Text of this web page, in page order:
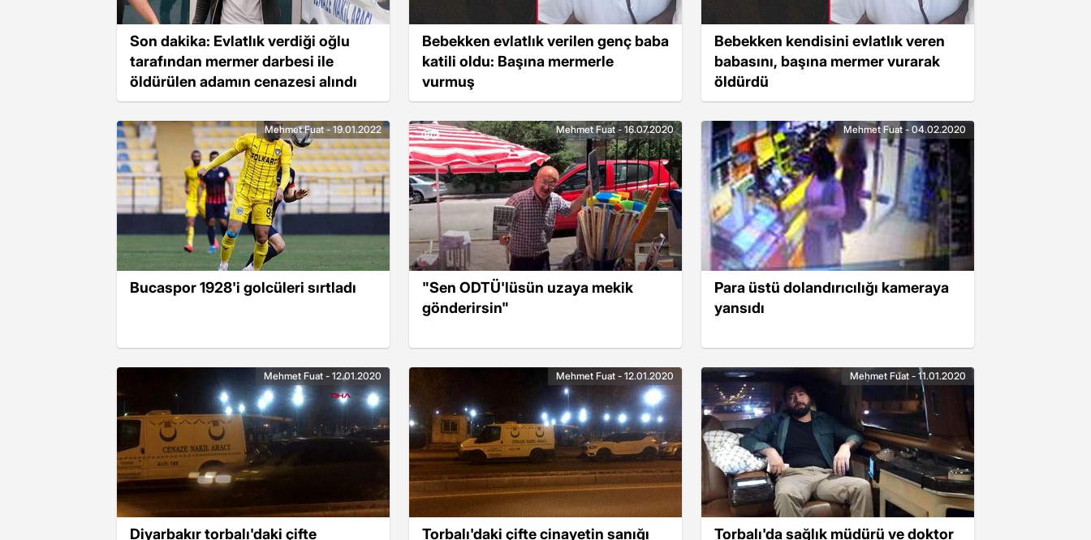
Son dakika: Evlatlık verdiği oğlu
tarafından mermer darbesi ile
öldürülen adamın cenazesi alındı
Bebekken evlatlık verilen genç baba
katili oldu: Başına mermerle
vurmuş
Bebekken kendisini evlatlık veren
babasını, başına mermer vurarak
öldürdü
Bucaspor 1928'i golcüleri sırtladı
Mehmet Fuat - 19.01.2022
"Sen ODTÜ'lüsün uzaya mekik
gönderirsin"
Mehmet Fuat - 16.07.2020
Para üstü dolandırıcılığı kameraya
yansıdı
Mehmet Fuat - 04.02.2020
Diyarbakır torbalı'daki çifte
Mehmet Fuat - 12.01.2020
Torbalı'daki çifte cinayetin sanığı
Mehmet Fuat - 12.01.2020
Torbalı'da sağlık müdürü ve doktor
Mehmet Fuat - 11.01.2020